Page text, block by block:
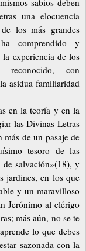
una elocuencia
los más grandes
comprendido y
experiencia de los
reconocido, con
asidua familiaridad
en la teoría y en la
las Divinas Letras
de un pasaje de
tesoro de las
de salvación»(18), y
jardines, en los que
y un maravilloso
Jerónimo al clérigo
más aún, no se te
lo que debes
sazonada con la